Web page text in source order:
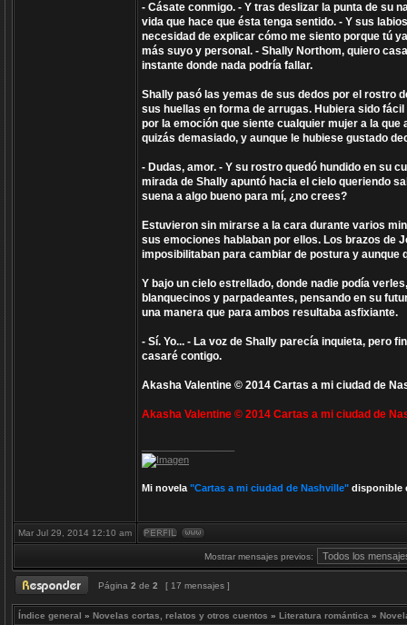
- Cásate conmigo. - Y tras deslizar la punta de su
vida que hace que ésta tenga sentido. - Y sus
necesidad de explicar cómo me siento porque tú
más suyo y personal. - Shally Northom, quiero
instante donde nada podría fallar.
Shally pasó las yemas de sus dedos por el rostro
sus huellas en forma de arrugas. Hubiera sido
por la emoción que siente cualquier mujer a la
quizás demasiado, y aunque le hubiese gustado
- Dudas, amor. - Y su rostro quedó hundido en su
mirada de Shally apuntó hacia el cielo queriendo
suena a algo bueno para mí, ¿no crees?
Estuvieron sin mirarse a la cara durante varios
sus emociones hablaban por ellos. Los brazos de
imposibilitaban para cambiar de postura y aunque
Y bajo un cielo estrellado, donde nadie podía
blanquecinos y parpadeantes, pensando en su
una manera que para ambos resultaba asfixiante.
- Sí. Yo... - La voz de Shally parecía inquieta, pero
casaré contigo.
Akasha Valentine © 2014 Cartas a mi ciudad de
Akasha Valentine © 2014 Cartas a mi ciudad de
Mi novela "Cartas a mi ciudad de Nashville" disponible
Mar Jul 29, 2014 12:10 am
Mostrar mensajes previos:
Página 2 de 2 [ 17 mensajes ]
Índice general » Novelas cortas, relatos y otros cuentos » Literatura romántica »